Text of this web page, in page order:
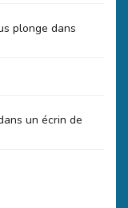
plonge dans
un écrin de